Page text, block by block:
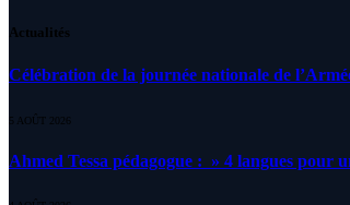
Actualités
Célébration de la journée nationale de
5 AOÛT 2026
Ahmed Tessa pédagogue : » 4 langues pour